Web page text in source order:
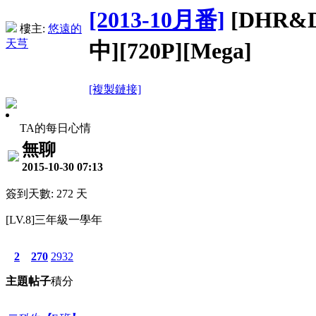
樓主: 悠遠的
天芎
[2013-10月番]
中][720P][Mega]
[複製鏈接]
TA的每日心情
無聊
2015-10-30 07:13
簽到天數: 272 天
[LV.8]三年級一學年
2
主題
270
帖子
2932
積分